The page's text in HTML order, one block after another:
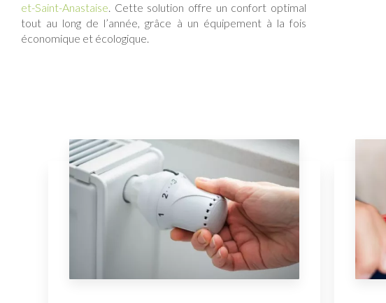
et-Saint-Anastaise. Cette solution offre un confort optimal
tout au long de l’année, grâce à un équipement à la fois
économique et écologique.